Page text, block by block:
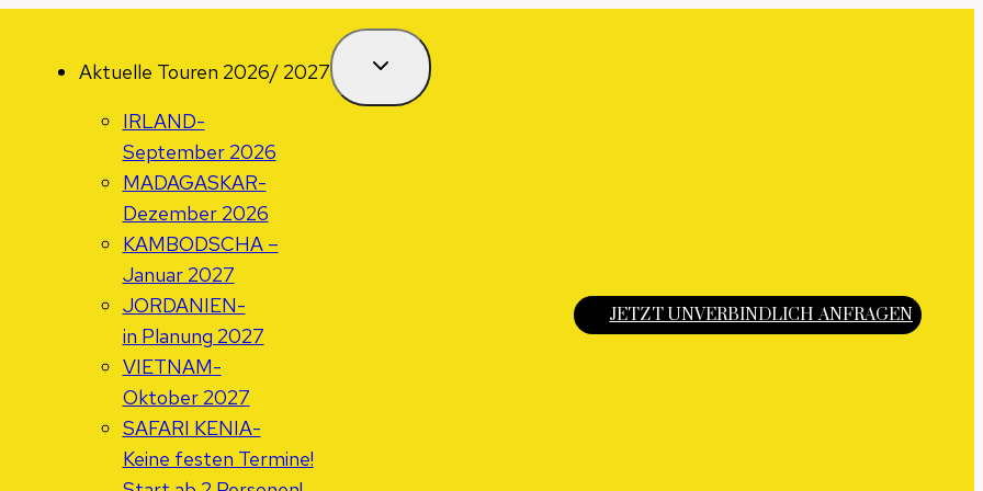
Aktuelle Touren 2026/ 2027
IRLAND-
September 2026
MADAGASKAR-
Dezember 2026
KAMBODSCHA –
Januar 2027
JORDANIEN-
in Planung 2027
VIETNAM-
Oktober 2027
SAFARI KENIA-
Keine festen Termine!
JETZT UNVERBINDLICH ANFRAGEN